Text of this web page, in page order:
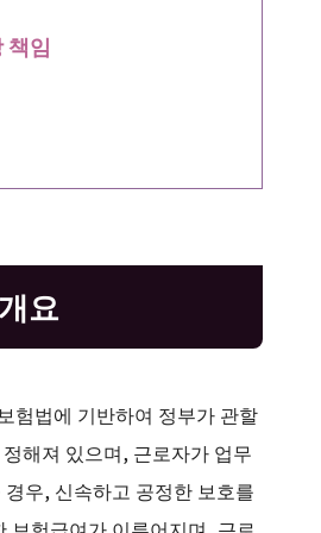
책임
요
험법에 기반하여 정부가 관할
해져 있으며, 근로자가 업무
우, 신속하고 공정한 보호를